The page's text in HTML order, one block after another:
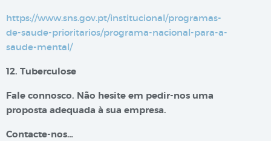
https://www.sns.gov.pt/institucional/programas-
de-saude-prioritarios/programa-nacional-para-a-
saude-mental/
12. Tuberculose
Fale connosco. Não hesite em pedir-nos uma
proposta adequada à sua empresa.
Contacte-nos…